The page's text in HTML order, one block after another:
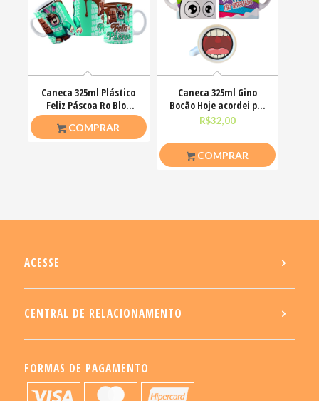
Caneca 325ml Plástico
Feliz Páscoa Ro Blox
Bloquinhos
COMPRAR
Caneca 325ml Gino
Bocão Hoje acordei pra
ser simpática não
R$32,00
COMPRAR
ACESSE
CENTRAL DE RELACIONAMENTO
FORMAS DE PAGAMENTO